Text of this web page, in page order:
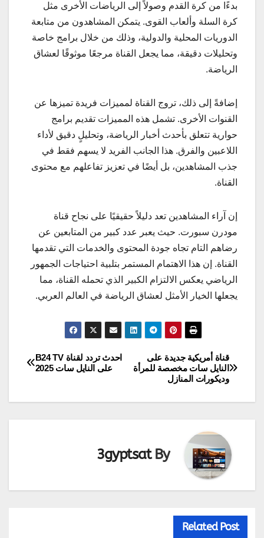
بدءًا من كرة القدم وصولاً إلى الرياضات الأخرى مثل
كرة السلة وألعاب القوى. يتمكن المشاهدون من متابعة
الدوريات المحلية والدولية، وذلك من خلال برامج خاصة
وتحليلات دقيقة، مما يجعل القناة مرجعًا موثوقًا لعشاق
الرياضة.
إضافةً إلى ذلك، تروج القناة لمميزات فريدة تميزها عن
القنوات الأخرى. تشمل هذه المميزات تقديم برامج
حوارية تتعلق بأحدث أخبار الرياضة، وتحليلٍ دقيق لأداء
اللاعبين والفرق. هذا الجانب الفريد لا يسهم فقط في
جذب المشاهدين، بل أيضًا في تعزيز تفاعلهم مع محتوى
القناة.
إن آراء المشاهدين تعد دليلاً حقيقيًا على نجاح قناة
مودرن سبورت. حيث يعبر عدد كبير من المتابعين عن
رضاهم التام تجاه جودة المحتوى والخدمات التي تقدمها
القناة. إن هذا الاهتمام المستمر بتلبية احتياجات الجمهور
الرياضي يعكس الالتزام الكبير الذي تحمله القناة، مما
يجعلها الخيار الأمثل لعشاق الرياضة في العالم العربي.
تصفّح
المقالات
احدث تردد لقناة B24 TV
على النايل سات 2025
قناة أمريكية جديدة على
النايل سات مخصصة للمرأة
وديكورات المنازل
By
3gyptsat
Related Post